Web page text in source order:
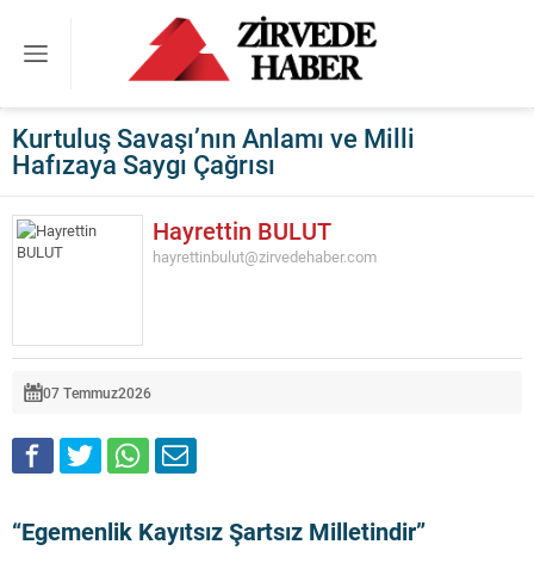
Kurtuluş Savaşı’nın Anlamı ve Milli
Hafızaya Saygı Çağrısı
Hayrettin BULUT
hayrettinbulut@zirvedehaber.com
07 Temmuz2026
“Egemenlik Kayıtsız Şartsız Milletindir”